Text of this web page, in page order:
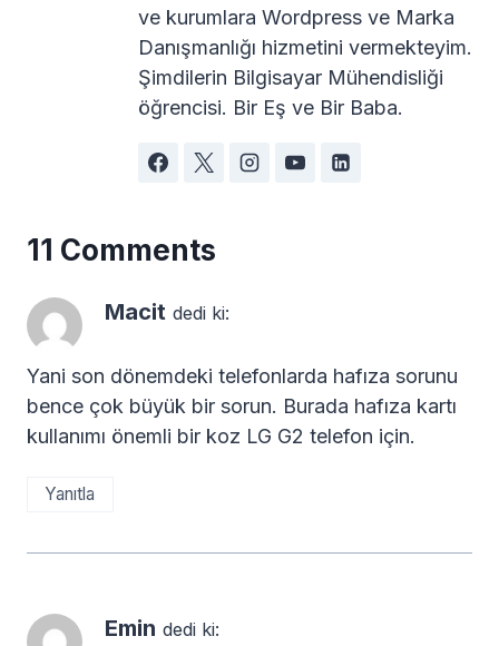
ve kurumlara Wordpress ve Marka
Danışmanlığı hizmetini vermekteyim.
Şimdilerin Bilgisayar Mühendisliği
öğrencisi. Bir Eş ve Bir Baba.
11 Comments
Macit dedi ki:
Yani son dönemdeki telefonlarda hafıza sorunu
bence çok büyük bir sorun. Burada hafıza kartı
kullanımı önemli bir koz LG G2 telefon için.
Yanıtla
Emin dedi ki: